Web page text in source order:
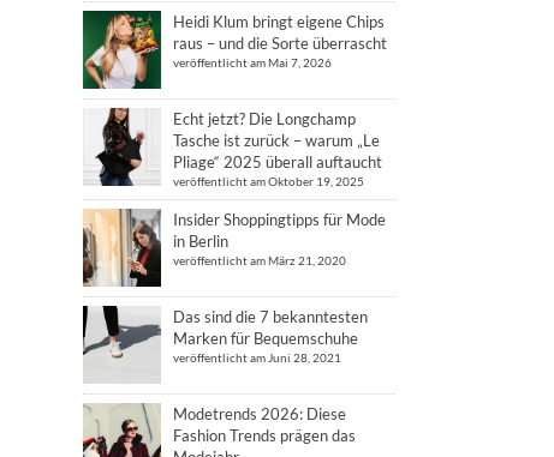
Heidi Klum bringt eigene Chips
raus – und die Sorte überrascht
veröffentlicht am Mai 7, 2026
Echt jetzt? Die Longchamp
Tasche ist zurück – warum „Le
Pliage“ 2025 überall auftaucht
veröffentlicht am Oktober 19, 2025
Insider Shoppingtipps für Mode
in Berlin
veröffentlicht am März 21, 2020
Das sind die 7 bekanntesten
Marken für Bequemschuhe
veröffentlicht am Juni 28, 2021
Modetrends 2026: Diese
Fashion Trends prägen das